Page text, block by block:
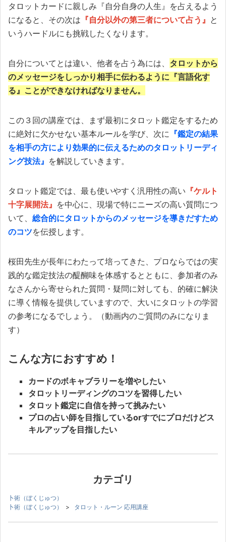
タロットカードに親しみ『自分自身の人生』を占えるよう
になると、その次は 『自分以外の第三者について占う』 と
いうハードルにも挑戦したくなります。
自分についてとは違い、他者を占う為には、 タロットから
のメッセージをしっかり相手に伝わるように『言語化す
る』ことができなければなりません。
この３回の講座では、まず最初にタロット鑑定をするため
に絶対に欠かせない基本ルールを学び、次に 『鑑定の結果
を相手の方により効果的に伝えるためのタロットリーディ
ング技法』 を解説していきます。
タロット鑑定では、最も使いやすく汎用性の高い 『ケルト
十字展開法』 を中心に、現場で特にニーズの高い質問につ
いて、 総合的にタロットからのメッセージを導きだすため
のコツを伝授します。
桜田先生が長年にわたって培ってきた、プロならではの実
践的な鑑定技法の醍醐味を体感するとともに、参加者のみ
なさんから寄せられた質問・疑問に対しても、的確に解決
に導く情報を提供していますので、大いにタロットの学習
の参考になるでしょう。（動画内のご質問のみになりま
す）
こんな方におすすめ！
カードのボキャブラリーを増やしたい
タロットリーディングのコツを習得したい
タロット鑑定に自信を持って挑みたい
プロの占い師を目指しているorすでにプロだけどス
キルアップを目指したい
カテゴリ
卜術（ぼくじゅつ）
卜術（ぼくじゅつ）
> タロット・ルーン 応用講座